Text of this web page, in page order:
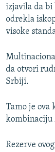
izjavila da bi
odrekla
visoke
da otvori
Srbiji.
Tamo je
kombinaciju
Rezerve